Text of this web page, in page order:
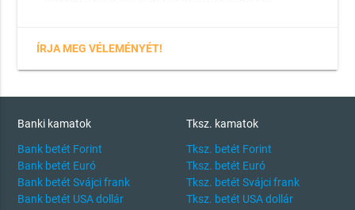
ÍRJA MEG VÉLEMÉNYÉT!
Banki kamatok
Bank betét Forint
Bank betét Euró
Bank betét Svájci frank
Bank betét USA dollár
Tksz. kamatok
Tksz. betét Forint
Tksz. betét Euró
Tksz. betét Svájci frank
Tksz. betét USA dollár